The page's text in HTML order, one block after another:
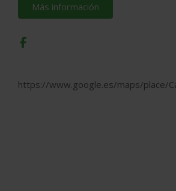
Más información
https://www.google.es/maps/place/